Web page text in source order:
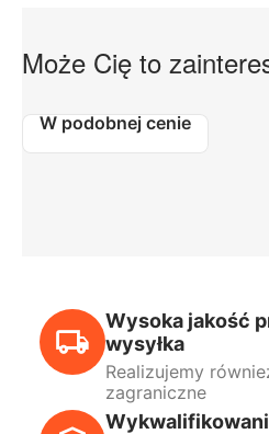
Może Cię to
W podobnej cenie
Wysoka jakość
wysyłka
Realizujemy
zagraniczne